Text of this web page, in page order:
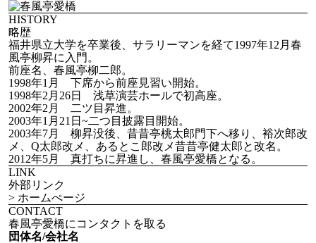
HISTORY
略歴
福井県立大学を卒業後、サラリーマンを経て1997年12月春
風亭柳昇に入門。
前座名、春風亭柳二郎。
1998年1月 下席から前座見習い開始。
1998年2月26日 浅草演芸ホールで初高座。
2002年2月 二ツ目昇進。
2003年1月21日~二つ目披露目開始。
2003年7月 柳昇没後、昔昔亭桃太郎門下へ移り、裕次郎改
メ、Q太郎改メ、あるとこ郎改メ昔昔亭健太郎と改名。
2012年5月 真打ちに昇進し、春風亭愛橋となる。
LINK
外部リンク
> ホームぺージ
CONTACT
春風亭愛橋にコンタクトを取る
団体名/会社名